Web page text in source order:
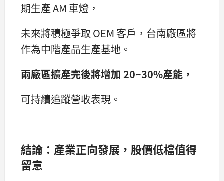
期生產 AM 車燈，
未來將積極爭取 OEM 客戶，台南廠區將
作為中階產品生產基地。
兩廠區擴產完後將增加 20~30%產能，
可持續追蹤營收表現。
結論：產業正向發展，股價低檔值得
留意